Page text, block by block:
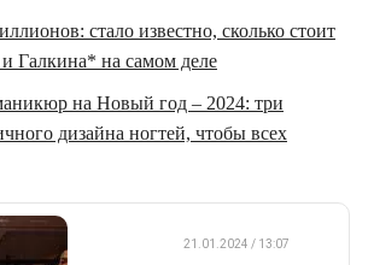
стало известно, сколько стоит
Галкина* на самом деле
на Новый год – 2024: три
дизайна ногтей, чтобы всех
21.01.2024 / 13:07